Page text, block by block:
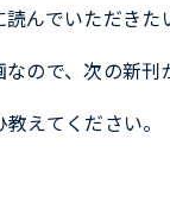
んでいただきた
ので、次の新
えてください。